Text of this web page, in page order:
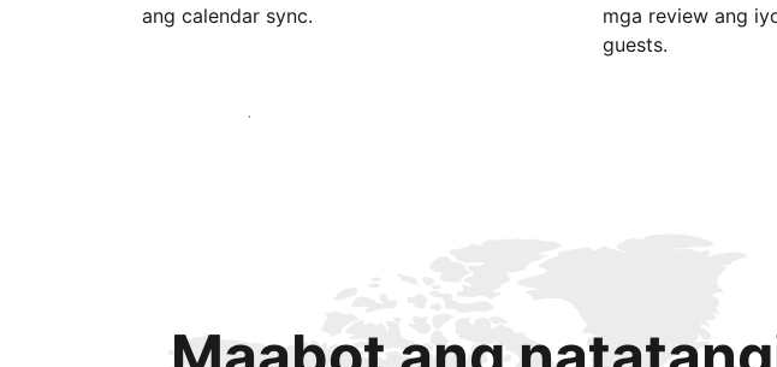
ang calendar sync.
mga review ang
guests.
Magsimula ngayon